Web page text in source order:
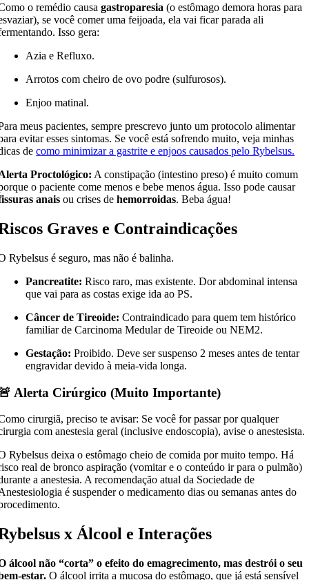
o remédio causagastroparesia (o estômago demora horas para
se você comer uma feijoada, ela vai ficar parada ali
Isso gera:
Azia e Refluxo.
Arrotos com cheiro de ovo podre (sulfurosos).
Enjoo matinal.
meus pacientes, sempre prescrevo junto um protocolo alimentar
evitar esses sintomas. Se você está sofrendo muito, veja minhas
decomo minimizar a gastrite e enjoos causados pelo Rybelsus.
Proctológico: A constipação (intestino preso) é muito comum
o paciente come menos e bebe menos água. Isso pode causar
anais ou crises dehemorroidas. Beba água!
Graves e Contraindicações
Rybelsus é seguro, mas não é balinha.
Pancreatite: Risco raro, mas existente. Dor abdominal intensa
que vai para as costas exige ida ao PS.
Câncer de Tireoide: Contraindicado para quem tem histórico
familiar de Carcinoma Medular de Tireoide ou NEM2.
Gestação: Proibido. Deve ser suspenso 2 meses antes de tentar
engravidar devido à meia-vida longa.
Alerta Cirúrgico (Muito Importante)
cirurgiã, preciso te avisar: Se você for passar por qualquer
com anestesia geral (inclusive endoscopia), avise o anestesista.
Rybelsus deixa o estômago cheio de comida por muito tempo. Há
real de bronco aspiração (vomitar e o conteúdo ir para o pulmão)
a anestesia. A recomendação atual da Sociedade de
é suspender o medicamento dias ou semanas antes do
x Álcool e Interações
álcool não “corta” o efeito do emagrecimento, mas destrói o seu
estar. O álcool irrita a mucosa do estômago, que já está sensível